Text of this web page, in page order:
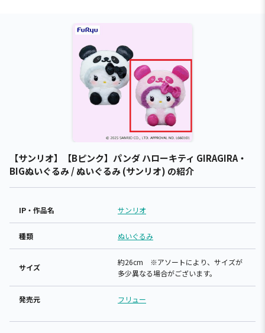
【サンリオ】【Bピンク】パンダ ハローキティ GIRAGIRA・
BIGぬいぐるみ / ぬいぐるみ (サンリオ) の紹介
IP・作品名 サンリオ
種類 ぬいぐるみ
サイズ
約26cm ※アソートにより、サイズが
多少異なる場合がございます。
発売元 フリュー